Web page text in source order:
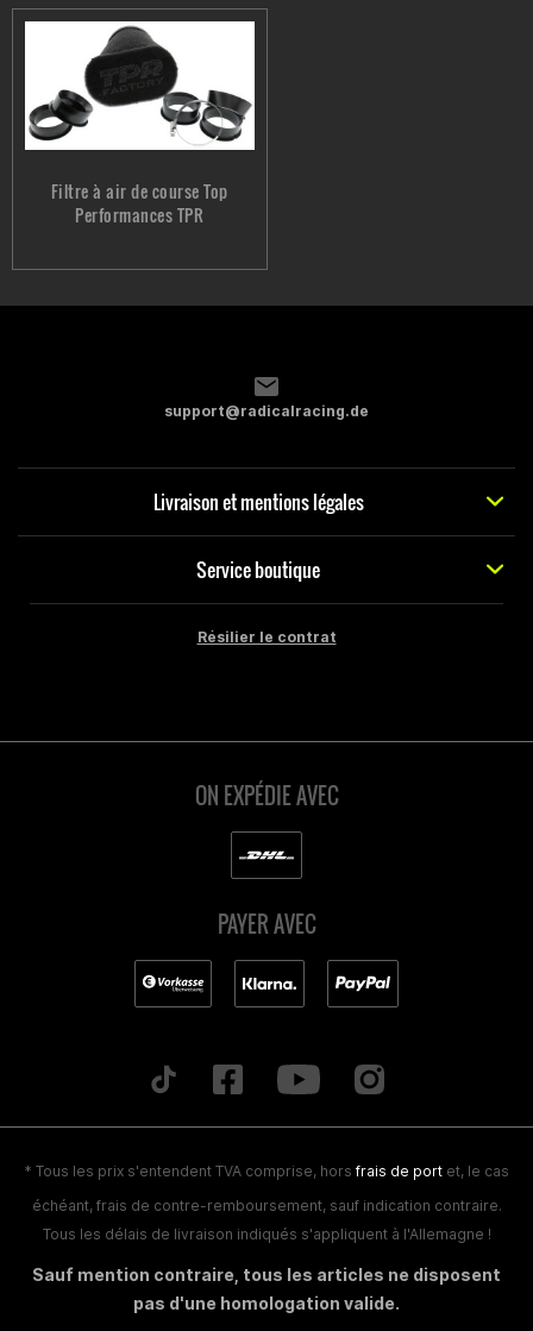
Filtre à air de course Top
Performances TPR
support@radicalracing.de
Livraison et mentions légales
Service boutique
Résilier le contrat
ON EXPÉDIE AVEC
PAYER AVEC
* Tous les prix s'entendent TVA comprise, hors frais de port et, le cas
échéant, frais de contre-remboursement, sauf indication contraire.
Tous les délais de livraison indiqués s'appliquent à l'Allemagne !
Sauf mention contraire, tous les articles ne disposent
pas d'une homologation valide.